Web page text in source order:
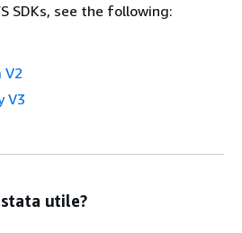
SDKs, see the following:
V2
V3
utile?